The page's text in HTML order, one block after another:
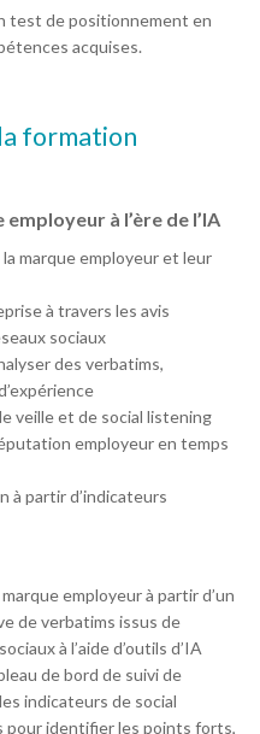
test de positionnement en
acquises.
formation
à l’ère de l’IA
marque employeur et leur
à travers les avis
sociaux
des verbatims,
veille et de social listening
employeur en temps
à partir d’indicateurs
employeur à partir d’un
de verbatims issus de
à l’aide d’outils d’IA
de bord de suivi de
indicateurs de social
pour identifier les points forts,